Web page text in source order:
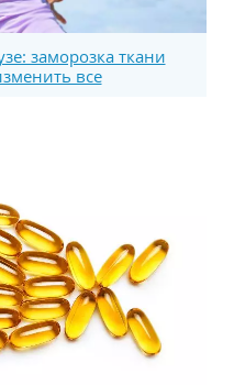
заморозка ткани
все